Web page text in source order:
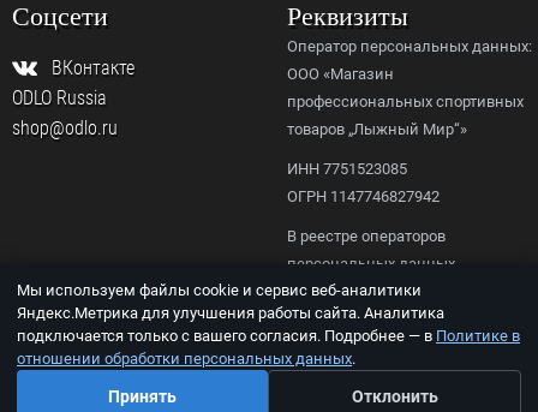
Соцсети
ВКонтакте
ODLO Russia
shop@odlo.ru
Реквизиты
Оператор персональных данных:
ООО «Магазин
профессиональных спортивных
товаров „Лыжный Мир“»
ИНН 7751523085
ОГРН 1147746827942
В реестре операторов
персональных данных
Роскомнадзора,
рег. № 77-23-156092.
© ООО «ODLO.RU», 2026
Мы используем файлы cookie и сервис веб-аналитики
Яндекс.Метрика для улучшения работы сайта. Аналитика
подключается только с вашего согласия. Подробнее — в Политике в
отношении обработки персональных данных.
Принять Отклонить